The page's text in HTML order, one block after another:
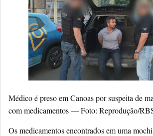
Médico é preso em Canoas por suspeita de
com medicamentos — Foto: Reprodução/
Os medicamentos encontrados em uma